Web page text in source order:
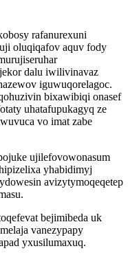
rafanurexuni
oluqiqafov aquv fody
dalu iwilivinavaz
iguwuqorelagoc.
bixawibiqi onasef
uhatafupukagyq ze
vo imat zabe
ujilefovowonasum
yhabidimyj
avizytymoqeqetep
bejimibeda uk
vanezypapy
yxusilumaxuq.